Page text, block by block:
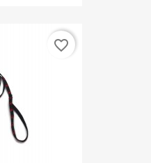
favorite_border